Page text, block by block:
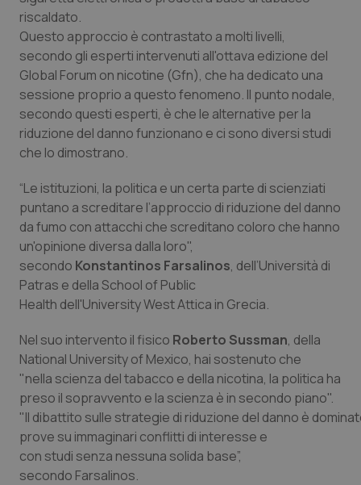
Emilia-Romagna
Friuli Venezia Giulia
Lazio
Liguria
Lombardia
Marche
Molise
Piemonte
Provincia Autonoma di Bolzano
Provincia Autonoma di Trento
Puglia
Sardegna
Colesterolo & coronaropatie
Dermatite Atopica
Diabete & glucometri
Disturbi dell’umore
Dolore
Donna & Salute
Epatiti
HIV
Infezioni & Febbre
Ipertensione & Scompenso
Malattie rare
Malattia di Crohn & Rettocolite Ulcerosa
riscaldato.
Questo approccio è contrastato a molti livelli,
secondo gli esperti intervenuti all'ottava edizione del
Global Forum on nicotine (Gfn), che ha dedicato una
sessione proprio a questo fenomeno. Il punto nodale,
secondo questi esperti, è che le alternative per la
riduzione del danno funzionano e ci sono diversi studi
che lo dimostrano.
“Le istituzioni, la politica e un certa parte di scienziati
puntano a screditare l’approccio di riduzione del danno
da fumo con attacchi che screditano coloro che hanno
un'opinione diversa dalla loro",
secondo Konstantinos Farsalinos, dell’Università di
Patras e della School of Public
Health dell'University West Attica in Grecia.
Nel suo intervento il fisico Roberto Sussman, della
National University of Mexico, hai sostenuto che
"nella scienza del tabacco e della nicotina, la politica ha
preso il sopravvento e la scienza è in secondo piano".
"Il dibattito sulle strategie di riduzione del danno è
prove su immaginari conflitti di interesse e
con studi senza nessuna solida base”,
secondo Farsalinos.